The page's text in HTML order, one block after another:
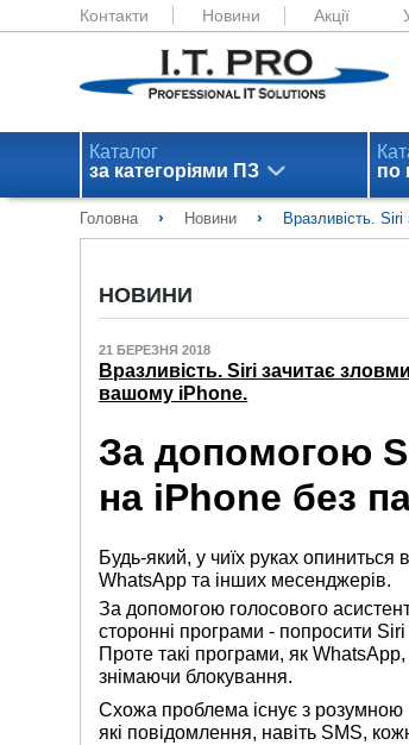
Контакти Новини Акції
Каталог
за категоріями ПЗ
по
Головна › Новини › Вразливість.
НОВИНИ
21 БЕРЕЗНЯ 2018
Вразливість. Siri зачитає
вашому iPhone.
За допомогою
на iPhone без
Будь-який, у чиїх руках
WhatsApp та інших месенджерів.
За допомогою голосового
сторонні програми - попросити
Проте такі програми, як
знімаючи блокування.
Схожа проблема існує з
які повідомлення, навіть SMS,